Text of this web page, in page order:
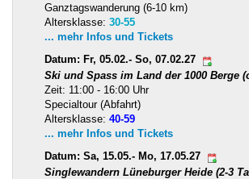
Ganztagswanderung (6-10 km)
Altersklasse: 30-55
... mehr Infos und Tickets
Datum: Fr, 05.02.- So, 07.02.27
Ski und Spass im Land der 1000 Berge
Zeit: 11:00 - 16:00 Uhr
Specialtour (Abfahrt)
Altersklasse: 40-59
... mehr Infos und Tickets
Datum: Sa, 15.05.- Mo, 17.05.27
Singlewandern Lüneburger Heide (2-3